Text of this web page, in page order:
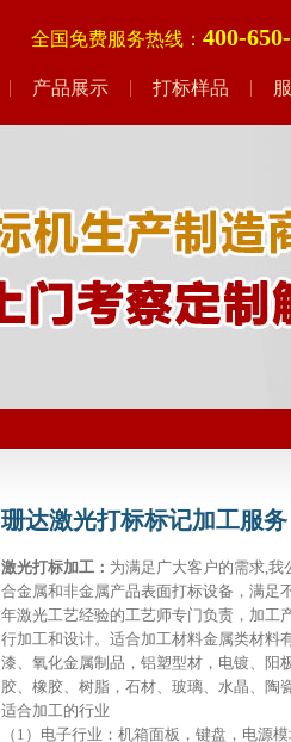
全国免费服务热线： 400-
产品展示 打标样品
珊达激光打标标记加工服务
激光打标加工： 为满足广大客户的需求,
合金属和非金属产品表面打标设备，满足
年激光工艺经验的工艺师专门负责，加工
行加工和设计。适合加工材料金属类材料
漆、氧化金属制品，铝塑型材，电镀、阳
胶、橡胶、树脂，石材、玻璃、水晶、陶
适合加工的行业
（1）电子行业：机箱面板，键盘，电源